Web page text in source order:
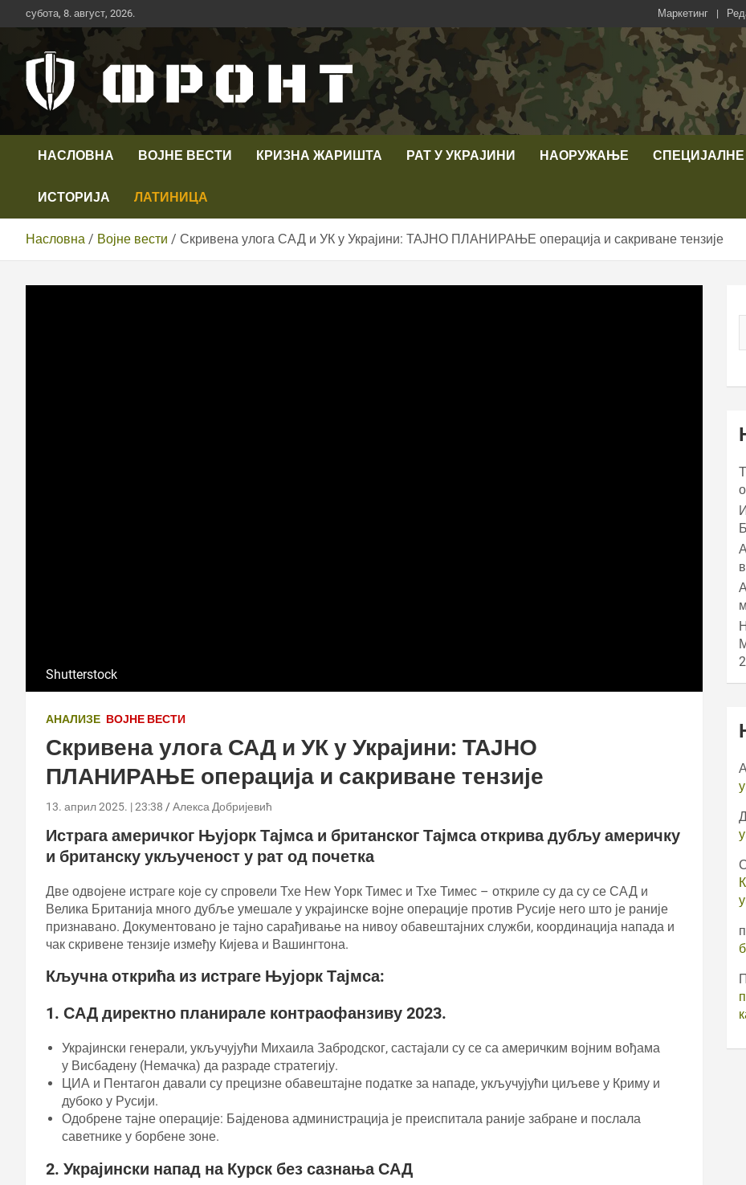
Скип
то
субота, 8. август, 2026. Маркетинг
Телевизија ФРОНТ
НАСЛОВНА ВОЈНЕ ВЕСТИ КРИЗНА ЖАРИШТА РАТ У УКРАЈИНИ НАОРУЖАЊЕ
ИСТОРИЈА ЛАТИНИЦА
Насловна Војне вести Скривена улога САД и УК у Украјини: ТАЈНО ПЛАНИРАЊЕ операција и сакриване тензије
Shutterstock
АНАЛИЗЕ ВОЈНЕ ВЕСТИ
Скривена улога САД и УК у Украјини: ТАЈНО
ПЛАНИРАЊЕ операција и сакриване тензије
13. април 2025. | 23:38 Алекса Добријевић
Истрага америчког Њујорк Тајмса и британског Тајмса открива дубљу америчку
и британску укљученост у рат од почетка
Две одвојене истраге које су спровели Тхе Неw Yорк Тимес и Тхе Тимес – откриле су да су се САД и
Велика Британија много дубље умешале у украјинске војне операције против Русије него што је раније
признавано. Документовано је тајно сарађивање на нивоу обавештајних служби, координација напада и
чак скривене тензије између Кијева и Вашингтона.
Кључна открића из истраге Њујорк Тајмса:
1. САД директно планирале контраофанзиву 2023.
Украјински генерали, укључујући Михаила Забродског, састајали су се са америчким војним вођама
у Висбадену (Немачка) да разраде стратегију.
ЦИА и Пентагон давали су прецизне обавештајне податке за нападе, укључујући циљеве у Криму и
дубоко у Русији.
Одобрене тајне операције: Бајденова администрација је преиспитала раније забране и послала
саветнике у борбене зоне.
2. Украјински напад на Курск без сазнања САД